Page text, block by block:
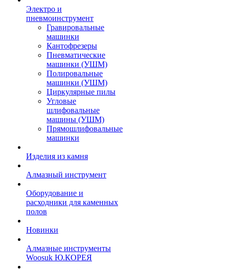
Электро и
пневмоинструмент
Гравировальные
машинки
Кантофрезеры
Пневматические
машинки (УШМ)
Полировальные
машинки (УШМ)
Циркулярные пилы
Угловые
шлифовальные
машины (УШМ)
Прямошлифовальные
машинки
Изделия из камня
Алмазный инструмент
Оборудование и
расходники для каменных
полов
Новинки
Алмазные инструменты
Woosuk Ю.КОРЕЯ